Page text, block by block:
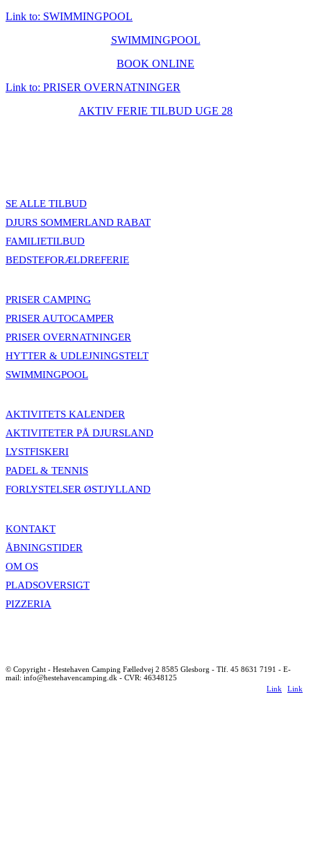
Link to: SWIMMINGPOOL
SWIMMINGPOOL
BOOK ONLINE
Link to: PRISER OVERNATNINGER
AKTIV FERIE TILBUD UGE 28
SE ALLE TILBUD
DJURS SOMMERLAND RABAT
FAMILIETILBUD
BEDSTEFORÆLDREFERIE
PRISER CAMPING
PRISER AUTOCAMPER
PRISER OVERNATNINGER
HYTTER & UDLEJNINGSTELT
SWIMMINGPOOL
AKTIVITETS KALENDER
AKTIVITETER PÅ DJURSLAND
LYSTFISKERI
PADEL & TENNIS
FORLYSTELSER ØSTJYLLAND
KONTAKT
ÅBNINGSTIDER
OM OS
PLADSOVERSIGT
PIZZERIA
© Copyright - Hestehaven Camping Fælledvej 2 8585 Glesborg - Tlf. 45 8631 7191 - E-
mail: info@hestehavencamping.dk - CVR: 46348125
Link
Link